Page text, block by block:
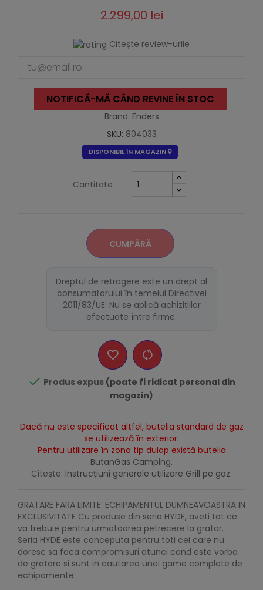
2.299,00 lei
Citește review-urile
NOTIFICĂ-MĂ CÂND REVINE ÎN STOC
Brand: Enders
SKU: 804033
DISPONIBIL ÎN MAGAZIN
Cantitate
CUMPĂRĂ
Dreptul de retragere este un drept al
consumatorului în temeiul Directivei
2011/83/UE. Nu se aplică achizițiilor
efectuate între firme.
 Produs expus (poate fi ridicat personal din
magazin)
Dacă nu este specificat altfel, butelia standard de gaz
se utilizează în exterior.
Pentru utilizare în zona tip dulap există butelia
ButanGas Camping.
Citește: Instrucțiuni generale utilizare Grill pe gaz.
GRATARE FARA LIMITE: ECHIPAMENTUL DUMNEAVOASTRA IN
EXCLUSIVITATE Cu produse din seria HYDE, aveti tot ce
va trebuie pentru urmatoarea petrecere la gratar.
Seria HYDE este conceputa pentru toti cei care nu
doresc sa faca compromisuri atunci cand este vorba
de gratare si sunt in cautarea unei game complete de
echipamente.